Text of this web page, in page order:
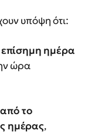
υπόψη ότι:
ημέρα
ώρα
από το
ημέρας,